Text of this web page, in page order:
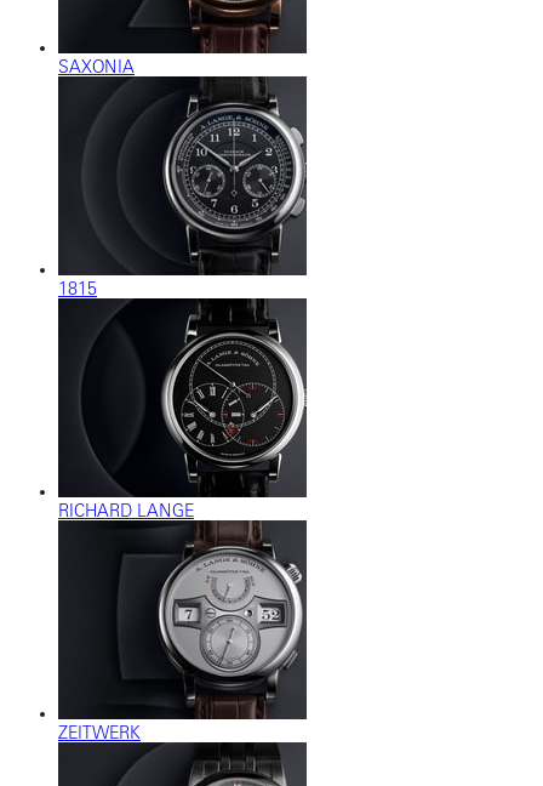
SAXONIA
1815
RICHARD LANGE
ZEITWERK